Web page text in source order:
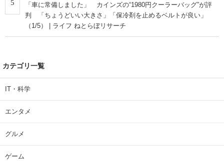
5
「車に常備しました」 カインズの“1980円クーラーバッグ”が評
判 「ちょうどいい大きさ」「保冷剤を止めるベルトが良い」
（1/5） | ライフ ねとらぼリサーチ
カテゴリ一覧
IT・科学
エンタメ
グルメ
ゲーム